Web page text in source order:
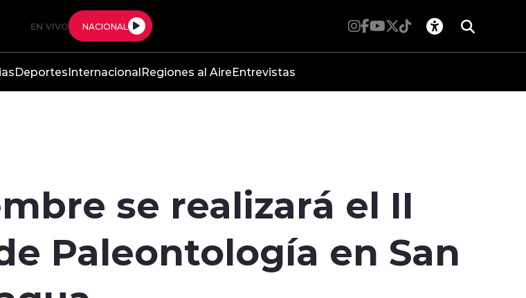
EN VIVO NACIONAL
DeportesInternacionalRegiones al AireEntrevistas
se realizará el II
Paleontología en San